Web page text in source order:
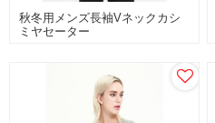
秋冬用メンズ長袖Vネックカシ
ミヤセーター